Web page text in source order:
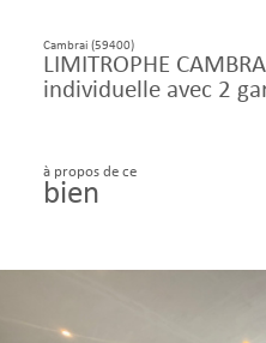
Cambrai (59400)
LIMITROPHE
individuelle avec 2
à propos de ce
bien
Plus d'informations